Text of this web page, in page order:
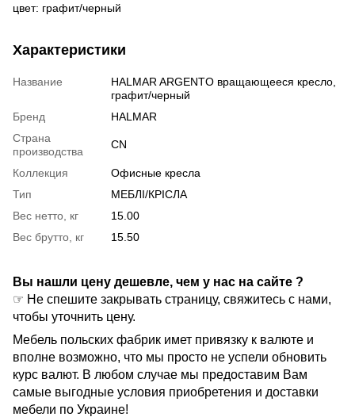
цвет: графит/черный
Характеристики
Название
HALMAR ARGENTO вращающееся кресло,
графит/черный
Бренд
HALMAR
Страна
производства
CN
Коллекция
Офисные кресла
Тип
МЕБЛІ/КРІСЛА
Вес нетто, кг
15.00
Вес брутто, кг
15.50
Вы нашли цену дешевле, чем у нас на сайте ?
☞ Не спешите закрывать страницу, свяжитесь с нами,
чтобы уточнить цену.
Мебель польских фабрик имет привязку к валюте и
вполне возможно, что мы просто не успели обновить
курс валют. В любом случае мы предоставим Вам
самые выгодные условия приобретения и доставки
мебели по Украине!